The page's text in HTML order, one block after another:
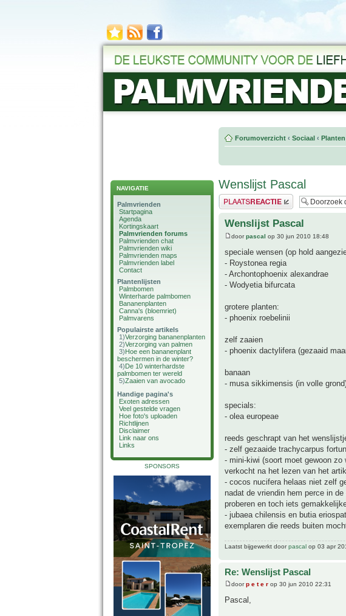
NAVIGATIE
Palmvrienden
Startpagina
Agenda
Kortingskaart
Palmvrienden forums
Palmvrienden chat
Palmvrienden wiki
Palmvrienden maps
Palmvrienden label
Contact
Plantenlijsten
Palmbomen
Winterharde palmbomen
Bananenplanten
Canna's (bloemriet)
Palmvarens
Populairste artikels
1)Verzorging bananenplanten
2)Verzorging van palmen
3)Hoe een bananenplant
beschermen in de winter?
4)De 10 winterhardste
palmbomen ter wereld
5)Zaaien van avocado
Handige pagina's
Exoten adressen
Veel gestelde vragen
Hoe foto's uploaden
Richtlijnen
Disclaimer
Link naar ons
Links
SPONSORS
Forumoverzicht ‹ Sociaal ‹
Wenslijst Pascal
Plaats een reactie
Wenslijst Pascal
doorpascal op 30 jun 2010 18:48
speciale wensen (op hold
- Roystonea regia
- Archontophoenix alexandrae
- Wodyetia bifurcata
grotere planten:
- phoenix roebelinii
zelf zaaien
- phoenix dactylifera (gezaaid
banaan
- musa sikkimensis (in volle
specials:
- olea europeae
reeds geschrapt van het
- zelf gezaaide trachycarpus
- mini-kiwi (soort moet gewoon zo
verkocht na het lezen van het
- cocos nucifera helaas niet zelf
nadat de vriendin hem perce in
proberen en toch iets
- jubaea chilensis en butia
exemplaren die reeds buiten
Laatst bijgewerkt doorpascal op 03 apr
Re: Wenslijst Pascal
doorp e t e r op 30 jun 2010 22:31
Pascal,